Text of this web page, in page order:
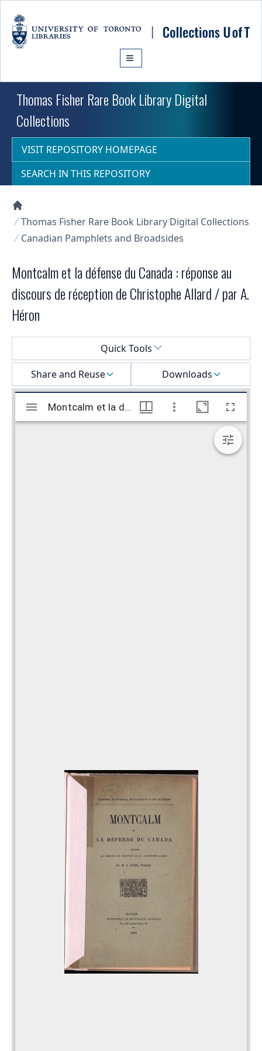
Thomas Fisher Rare Book Library Digital
Collections
VISIT REPOSITORY HOMEPAGE
SEARCH IN THIS REPOSITORY
Collections U of T Homepage
Thomas Fisher Rare Book Library Digital Collections
Canadian Pamphlets and Broadsides
Montcalm et la défense du Canada : réponse au
discours de réception de Christophe Allard / par A.
Héron
Quick Tools
Share and Reuse
Downloads